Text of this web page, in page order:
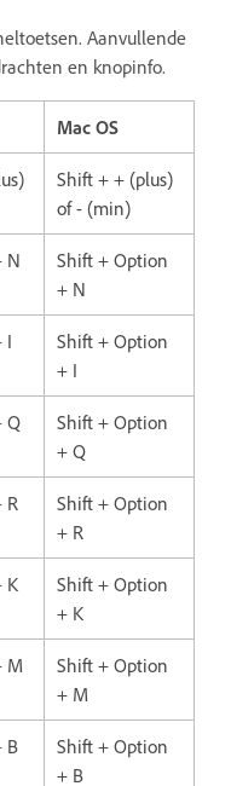
Aanvullende
en knopinfo.
Mac OS
Shift + + (plus)
of - (min)
N
Shift + Option
+ N
I
Shift + Option
+ I
Q
Shift + Option
+ Q
R
Shift + Option
+ R
K
Shift + Option
+ K
M
Shift + Option
+ M
B
Shift + Option
+ B